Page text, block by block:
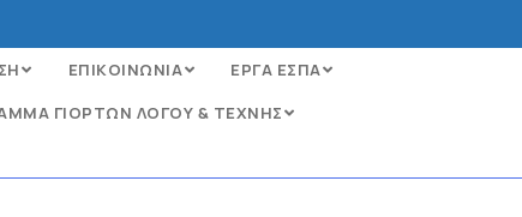
ΕΠΙΚΟΙΝΩΝΙΑ
ΕΡΓΑ ΕΣΠΑ
ΓΙΟΡΤΩΝ ΛΟΓΟΥ & ΤΕΧΝΗΣ